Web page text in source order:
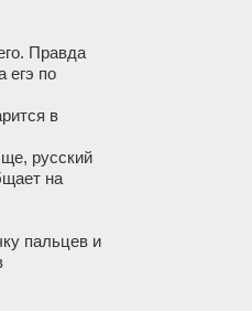
Правда
егэ по
в
русский
на
пальцев и